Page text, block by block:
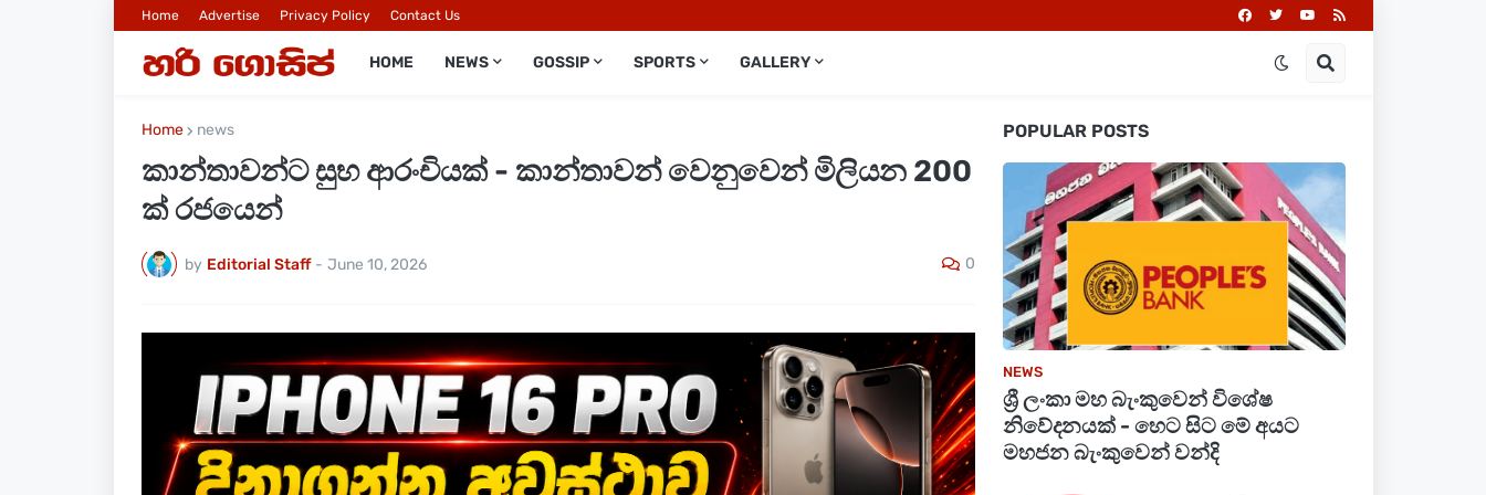
Home Advertise Privacy Policy Contact Us
HOME NEWS GOSSIP SPORTS GALLERY
Home news
කාන්තාවන්ට සුභ ආරංචියක් - කාන්තාවන් වෙනුවෙන් මිලියන 200
ක් රජයෙන්
by Editorial Staff - June 10, 2026 0
POPULAR POSTS
NEWS
ශ්‍රී ලංකා මහ බැංකුවෙන් විශේෂ
නිවේදනයක් - හෙට සිට මේ අයට
මහජන බැංකුවෙන් වන්දි